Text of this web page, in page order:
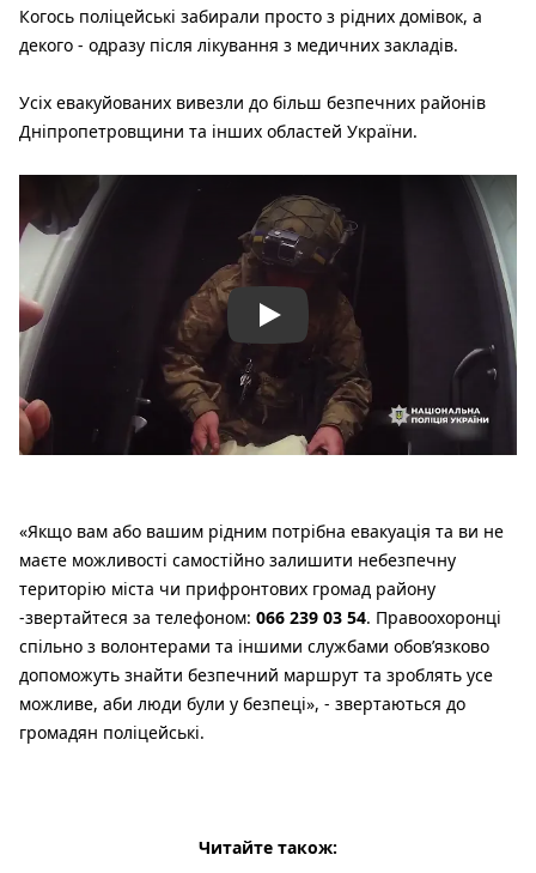
Когось поліцейські забирали просто з рідних домівок, а
декого - одразу після лікування з медичних закладів.
Усіх евакуйованих вивезли до більш безпечних районів
Дніпропетровщини та інших областей України.
Play
«Якщо вам або вашим рідним потрібна евакуація та ви не
маєте можливості самостійно залишити небезпечну
територію міста чи прифронтових громад району
-звертайтеся за телефоном: 066 239 03 54. Правоохоронці
спільно з волонтерами та іншими службами обов’язково
допоможуть знайти безпечний маршрут та зроблять усе
можливе, аби люди були у безпеці», - звертаються до
громадян поліцейські.
Читайте також: